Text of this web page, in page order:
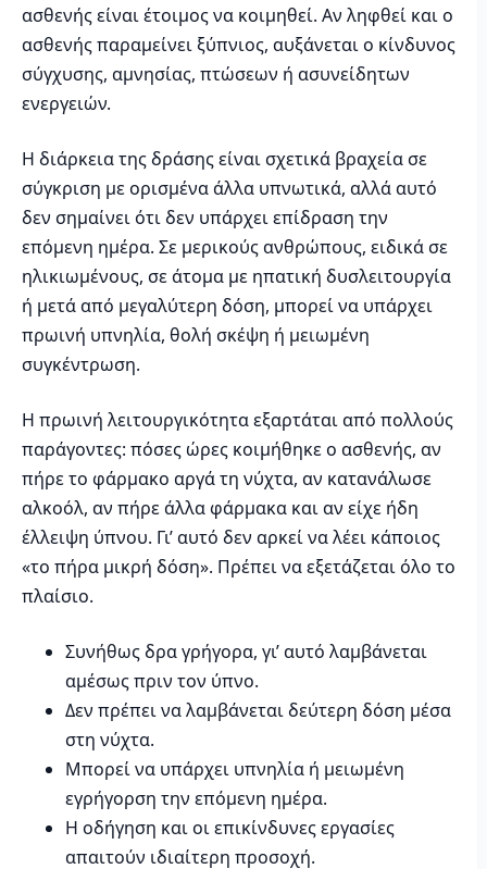
ασθενής είναι έτοιμος να κοιμηθεί. Αν ληφθεί και ο
ασθενής παραμείνει ξύπνιος, αυξάνεται ο κίνδυνος
σύγχυσης, αμνησίας, πτώσεων ή ασυνείδητων
ενεργειών.
Η διάρκεια της δράσης είναι σχετικά βραχεία σε
σύγκριση με ορισμένα άλλα υπνωτικά, αλλά αυτό
δεν σημαίνει ότι δεν υπάρχει επίδραση την
επόμενη ημέρα. Σε μερικούς ανθρώπους, ειδικά σε
ηλικιωμένους, σε άτομα με ηπατική δυσλειτουργία
ή μετά από μεγαλύτερη δόση, μπορεί να υπάρχει
πρωινή υπνηλία, θολή σκέψη ή μειωμένη
συγκέντρωση.
Η πρωινή λειτουργικότητα εξαρτάται από πολλούς
παράγοντες: πόσες ώρες κοιμήθηκε ο ασθενής, αν
πήρε το φάρμακο αργά τη νύχτα, αν κατανάλωσε
αλκοόλ, αν πήρε άλλα φάρμακα και αν είχε ήδη
έλλειψη ύπνου. Γι’ αυτό δεν αρκεί να λέει κάποιος
«το πήρα μικρή δόση». Πρέπει να εξετάζεται όλο το
πλαίσιο.
Συνήθως δρα γρήγορα, γι’ αυτό λαμβάνεται
αμέσως πριν τον ύπνο.
Δεν πρέπει να λαμβάνεται δεύτερη δόση μέσα
στη νύχτα.
Μπορεί να υπάρχει υπνηλία ή μειωμένη
εγρήγορση την επόμενη ημέρα.
Η οδήγηση και οι επικίνδυνες εργασίες
απαιτούν ιδιαίτερη προσοχή.